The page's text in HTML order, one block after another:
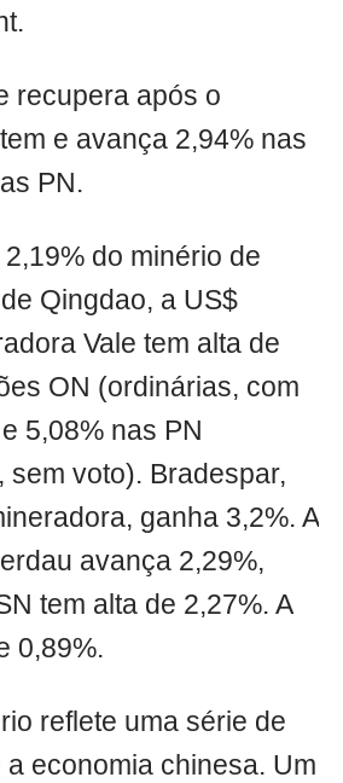
recupera após o
e avança 2,94% nas
PN.
do minério de
Qingdao, a US$
Vale tem alta de
ON (ordinárias, com
5,08% nas PN
sem voto). Bradespar,
ganha 3,2%. A
avança 2,29%,
tem alta de 2,27%. A
0,89%.
reflete uma série de
economia chinesa. Um